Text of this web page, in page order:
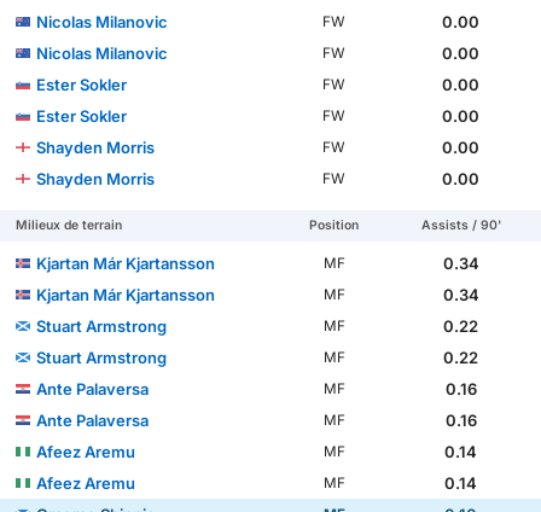
Nicolas Milanovic
FW
0.00
Nicolas Milanovic
FW
0.00
Ester Sokler
FW
0.00
Ester Sokler
FW
0.00
Shayden Morris
FW
0.00
Shayden Morris
FW 0.00
Milieux de terrain Position Assists / 90'
Kjartan Már Kjartansson MF
0.34
Kjartan Már Kjartansson
MF
0.34
Stuart Armstrong
MF
0.22
Stuart Armstrong
MF
0.22
Ante Palaversa
MF
0.16
Ante Palaversa
MF
0.16
Afeez Aremu
MF
0.14
Afeez Aremu
MF
0.14